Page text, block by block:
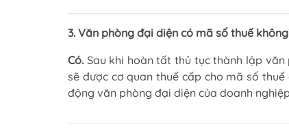
3. Văn phòng đại diện có mã số thuế
Có. Sau khi hoàn tất thủ tục thành lập
sẽ được cơ quan thuế cấp cho mã số
động văn phòng đại diện của doanh